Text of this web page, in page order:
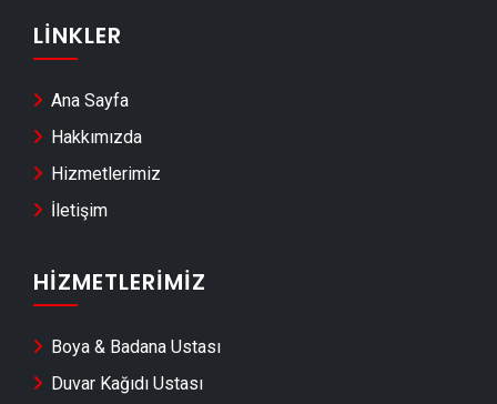
Orhangazi Hafriyat & Moloz Atımı
Orhangazi Kepçe Kiralama
Orhangazi Seramik Ustası
Orhangazi Sandviç Panel Montajı
Orhangazi Teras Kapatma
Orhangazi Anahtar Teslim Tadilat
Orhangazi Anahtar Teslim İnşaat
Orhangazi Pvc Kapı & Pencere Montajı
Orhangazi Merdiven Yapımı
LINKLER
Ana Sayfa
Hakkımızda
Hizmetlerimiz
İletişim
HIZMETLERIMIZ
Boya & Badana Ustası
Duvar Kağıdı Ustası